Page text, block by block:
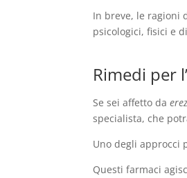
In breve, le ragioni
psicologici, fisici e
Rimedi per
Se sei affetto da
specialista, che
Uno degli approcci
Questi farmaci